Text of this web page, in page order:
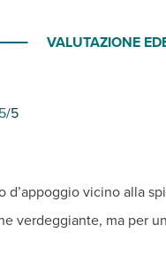
VALUTAZIONE
5/5
vicino alla
verdeggiante, ma per